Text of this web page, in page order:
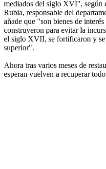
mediados del siglo XVI", según
Rubia, responsable del
añade que "son bienes de
construyeron para evitar la
el siglo XVII, se fortificaron y se
superior".
Ahora tras varios meses de
esperan vuelven a recuperar